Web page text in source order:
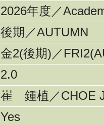
2026年度／
後期／AUTUMN
金2(後期)／
2.0
崔 鍾植／CHOE
Yes